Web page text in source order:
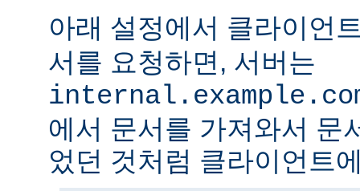
아래 설정에서 클라이언
서를 요청하면, 서버는
에서 문서를 가져와서 문
었던 것처럼 클라이언트